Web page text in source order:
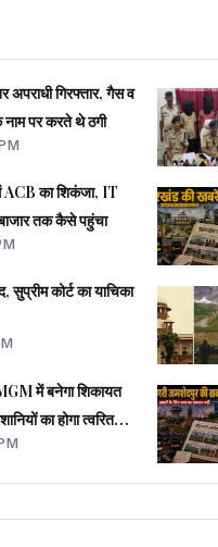
गिरफ्तार, गैस व
पर करते थे ठगी
ACB का शिकंजा, IT
तक कैसे पहुंचा
कोर्ट का याचिका
में बनेगा शिकायत
का होगा त्वरित